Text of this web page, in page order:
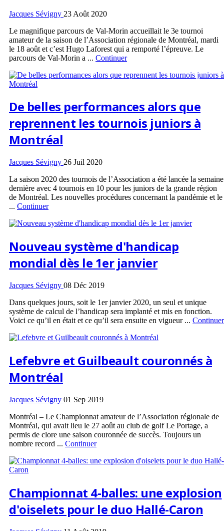
Jacques Sévigny 23 Août 2020
Le magnifique parcours de Val-Morin accueillait le 3e tournoi
amateur de la saison de l’Association régionale de Montréal, mardi
le 18 août et c’est Hugo Laforest qui a remporté l’épreuve. Le
parcours de Val-Morin a ... Continuer
De belles performances alors que
reprennent les tournois juniors à
Montréal
Jacques Sévigny 26 Juil 2020
La saison 2020 des tournois de l’Association a été lancée la semaine
dernière avec 4 tournois en 10 pour les juniors de la grande région
de Montréal. Les nouvelles procédures concernant la pandémie et le
... Continuer
Nouveau système d'handicap
mondial dès le 1er janvier
Jacques Sévigny 08 Déc 2019
Dans quelques jours, soit le 1er janvier 2020, un seul et unique
système de calcul de l’handicap sera implanté et mis en fonction.
Voici ce qu’il en était et ce qu’il sera ensuite en vigueur ... Continuer
Lefebvre et Guilbeault couronnés à
Montréal
Jacques Sévigny 01 Sep 2019
Montréal – Le Championnat amateur de l’Association régionale de
Montréal, qui avait lieu le 27 août au club de golf Le Portage, a
permis de clore une saison couronnée de succès. Toujours un
nombre record ... Continuer
Championnat 4-balles: une explosion
d'oiselets pour le duo Hallé-Caron